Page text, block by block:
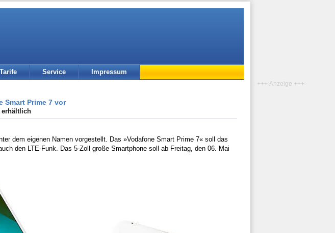
Tarife Service Impressum
Smart Prime 7 vor
erhältlich
dem eigenen Namen vorgestellt. Das »Vodafone Smart Prime 7« soll das
den LTE-Funk. Das 5-Zoll große Smartphone soll ab Freitag, den 06. Mai
+++ Anzeige +++